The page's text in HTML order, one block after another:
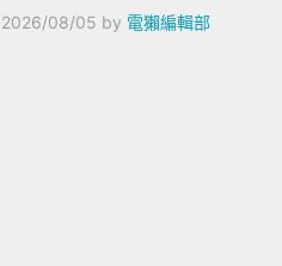
2026/08/05 by 電獺編輯部